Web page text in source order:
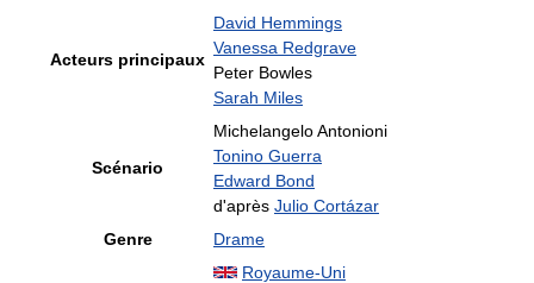
Acteurs principaux
David Hemmings
Vanessa Redgrave
Peter Bowles
Sarah Miles
Scénario
Michelangelo Antonioni
Tonino Guerra
Edward Bond
d'après Julio Cortázar
Genre
Drame
Royaume-Uni